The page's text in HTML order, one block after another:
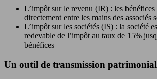
L’impôt sur le revenu (IR) : les bénéfices
directement entre les mains des associés
L’impôt sur les sociétés (IS) : la société
redevable de l’impôt au taux de 15%
bénéfices
Un outil de transmission